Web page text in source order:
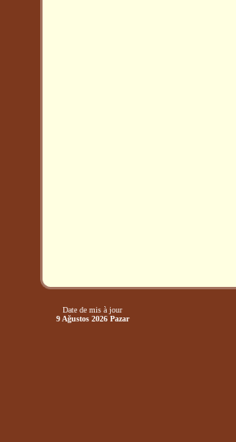
Date de mis à jour
9 Ağustos 2026 Pazar